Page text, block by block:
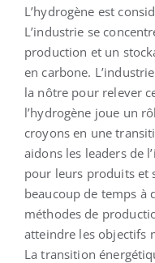
L’hydrogène est
L’industrie se
production et un
en carbone.
la nôtre pour relever
l’hydrogène joue un
croyons en une
aidons les leaders de
pour leurs produits et
beaucoup de temps à
méthodes de
atteindre les objectifs
La transition